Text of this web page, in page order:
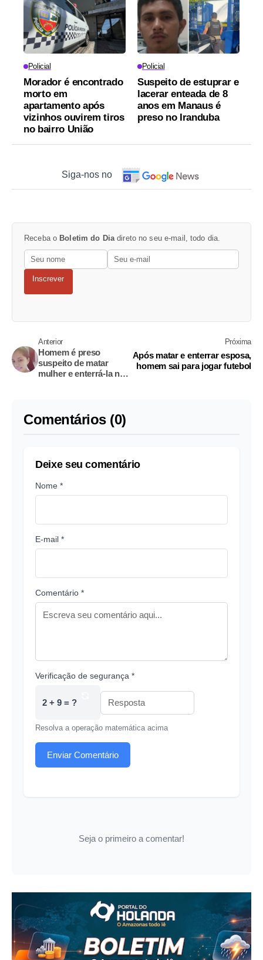
Policial
Morador é encontrado
morto em
apartamento após
vizinhos ouvirem tiros
no bairro União
Policial
Suspeito de estuprar e
lacerar enteada de 8
anos em Manaus é
preso no Iranduba
Siga-nos no
Receba o Boletim do Diadireto no seu e-mail, todo dia.
Inscrever
Anterior
Homem é preso
suspeito de matar
mulher e enterrá-la no
Próxima
Após matar e enterrar esposa,
homem sai para jogar futebol
Comentários (0)
Deixe seu comentário
Nome *
E-mail *
Comentário *
Verificação de segurança *
2 + 9 = ?
Resolva a operação matemática acima
Enviar Comentário
Seja o primeiro a comentar!